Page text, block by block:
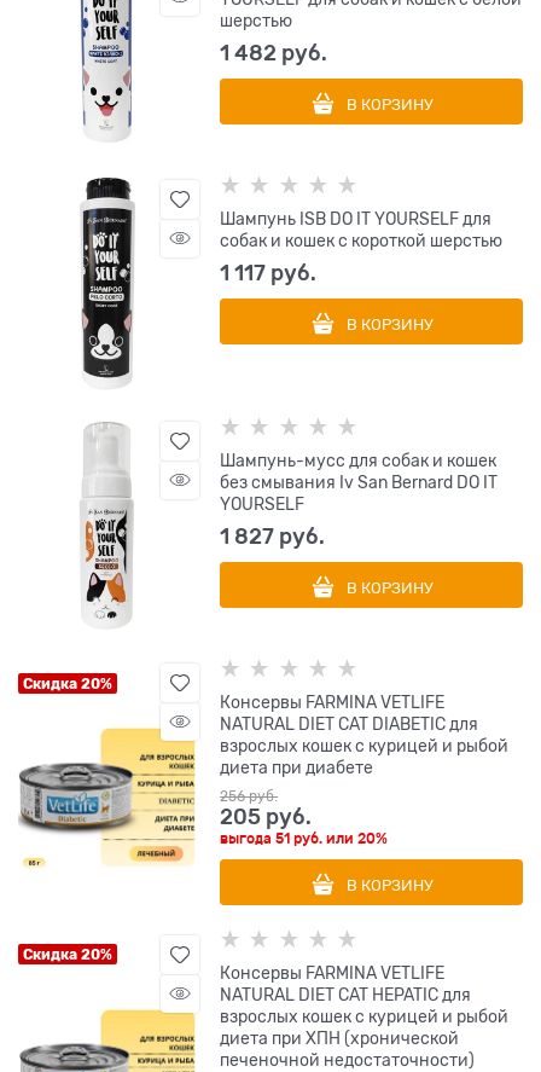
шерстью
1 482 руб.
В КОРЗИНУ
Шампунь ISB DO IT YOURSELF для
собак и кошек с короткой шерстью
1 117 руб.
В КОРЗИНУ
Шампунь-мусс для собак и кошек
без смывания Iv San Bernard DO IT
YOURSELF
1 827 руб.
В КОРЗИНУ
Скидка 20%
Консервы FARMINA VETLIFE
NATURAL DIET CAT DIABETIC для
взрослых кошек с курицей и рыбой
диета при диабете
256 руб.
205 руб.
выгода51 руб. или20%
В КОРЗИНУ
Скидка 20%
Консервы FARMINA VETLIFE
NATURAL DIET CAT HEPATIC для
взрослых кошек с курицей и рыбой
диета при ХПН (хронической
печеночной недостаточности)